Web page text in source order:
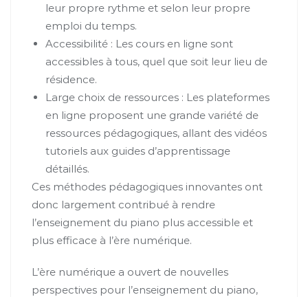
leur propre rythme et selon leur propre
emploi du temps.
Accessibilité : Les cours en ligne sont
accessibles à tous, quel que soit leur lieu de
résidence.
Large choix de ressources : Les plateformes
en ligne proposent une grande variété de
ressources pédagogiques, allant des vidéos
tutoriels aux guides d’apprentissage
détaillés.
Ces méthodes pédagogiques innovantes ont
donc largement contribué à rendre
l’enseignement du piano plus accessible et
plus efficace à l’ère numérique.
L’ère numérique a ouvert de nouvelles
perspectives pour l’enseignement du piano,